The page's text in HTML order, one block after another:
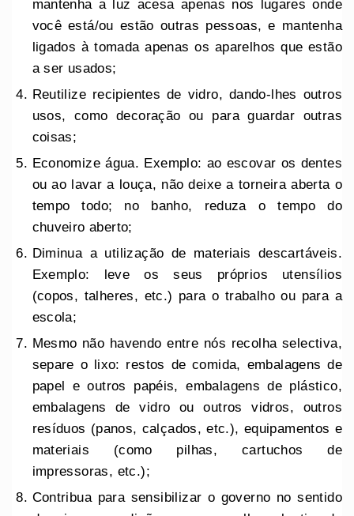
mantenha a luz acesa apenas nos lugares onde
você está/ou estão outras pessoas, e mantenha
ligados à tomada apenas os aparelhos que estão
a ser usados;
Reutilize recipientes de vidro, dando-lhes outros
usos, como decoração ou para guardar outras
coisas;
Economize água. Exemplo: ao escovar os dentes
ou ao lavar a louça, não deixe a torneira aberta o
tempo todo; no banho, reduza o tempo do
chuveiro aberto;
Diminua a utilização de materiais descartáveis.
Exemplo: leve os seus próprios utensílios
(copos, talheres, etc.) para o trabalho ou para a
escola;
Mesmo não havendo entre nós recolha selectiva,
separe o lixo: restos de comida, embalagens de
papel e outros papéis, embalagens de plástico,
embalagens de vidro ou outros vidros, outros
resíduos (panos, calçados, etc.), equipamentos e
materiais (como pilhas, cartuchos de
impressoras, etc.);
Contribua para sensibilizar o governo no sentido